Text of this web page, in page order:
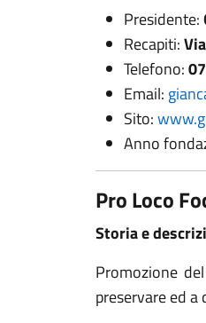
Presidente:
Recapiti:
Telefono:
Email:
Sito:
Anno
Pro Loco
Storia e
Promozione
preservare ed